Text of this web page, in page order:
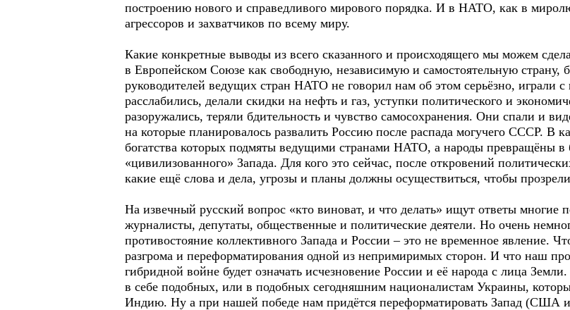
построению нового и справедливого мирового порядка. И в НАТО, как в
агрессоров и захватчиков по всему миру.
Какие конкретные выводы из всего сказанного и происходящего мы можем
в Европейском Союзе как свободную, независимую и самостоятельную страну,
руководителей ведущих стран НАТО не говорил нам об этом серьёзно, играли
расслабились, делали скидки на нефть и газ, уступки политического и
разоружались, теряли бдительность и чувство самосохранения. Они спали и
на которые планировалось развалить Россию после распада могучего СССР. В
богатства которых подмяты ведущими странами НАТО, а народы превращёны в
«цивилизованного» Запада. Для кого это сейчас, после откровений
какие ещё слова и дела, угрозы и планы должны осуществиться, чтобы
На извечный русский вопрос «кто виноват, и что делать» ищут ответы многие
журналисты, депутаты, общественные и политические деятели. Но очень
противостояние коллективного Запада и России – это не временное явление.
разгрома и переформатирования одной из непримиримых сторон. И что наш
гибридной войне будет означать исчезновение России и её народа с лица
в себе подобных, или в подобных сегодняшним националистам Украины,
Индию. Ну а при нашей победе нам придётся переформатировать Запад (США